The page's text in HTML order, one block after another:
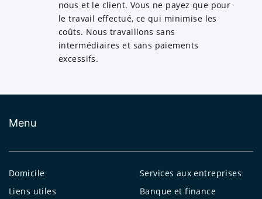
nous et le client. Vous ne payez que pour
le travail effectué, ce qui minimise les
coûts. Nous travaillons sans
intermédiaires et sans paiements
excessifs.
Menu
Domicile
Liens utiles
Services aux entreprises
Banque et finance